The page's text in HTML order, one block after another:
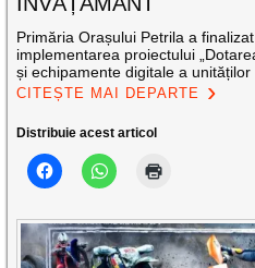
Primăria Orașului Petrila a finalizat
implementarea proiectului
și echipamente digitale a unităților
CITEȘTE MAI DEPARTE
Distribuie acest articol